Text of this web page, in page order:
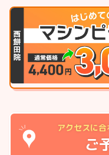
アクセスに合
ご